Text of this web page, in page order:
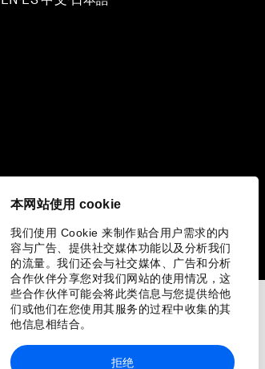
本网站使用 cookie
我们使用 Cookie 来制作贴合用户需求的内
容与广告、提供社交媒体功能以及分析我们
的流量。我们还会与社交媒体、广告和分析
合作伙伴分享您对我们网站的使用情况，这
些合作伙伴可能会将此类信息与您提供给他
们或他们在您使用其服务的过程中收集的其
他信息相结合。
拒绝